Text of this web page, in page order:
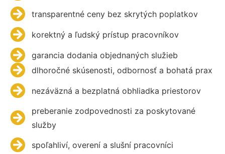
transparentné ceny bez skrytých poplatkov
korektný a ľudský prístup pracovníkov
garancia dodania objednaných služieb
dlhoročné skúsenosti, odbornosť a bohatá prax
nezáväzná a bezplatná obhliadka priestorov
preberanie zodpovednosti za poskytované
služby
spoľahliví, overení a slušní pracovníci